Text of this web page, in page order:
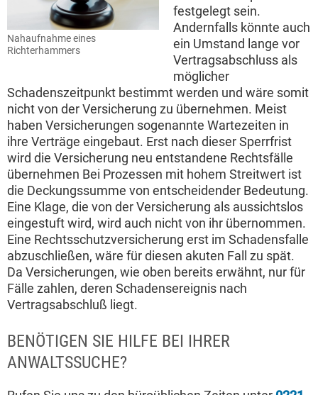
Nahaufnahme eines
Richterhammers
festgelegt sein.
Andernfalls könnte auch
ein Umstand lange vor
Vertragsabschluss als
möglicher
Schadenszeitpunkt bestimmt werden und wäre somit
nicht von der Versicherung zu übernehmen. Meist
haben Versicherungen sogenannte Wartezeiten in
ihre Verträge eingebaut. Erst nach dieser Sperrfrist
wird die Versicherung neu entstandene Rechtsfälle
übernehmen Bei Prozessen mit hohem Streitwert ist
die Deckungssumme von entscheidender Bedeutung.
Eine Klage, die von der Versicherung als aussichtslos
eingestuft wird, wird auch nicht von ihr übernommen.
Eine Rechtsschutzversicherung erst im Schadensfalle
abzuschließen, wäre für diesen akuten Fall zu spät.
Da Versicherungen, wie oben bereits erwähnt, nur für
Fälle zahlen, deren Schadensereignis nach
Vertragsabschluß liegt.
BENÖTIGEN SIE HILFE BEI IHRER
ANWALTSSUCHE?